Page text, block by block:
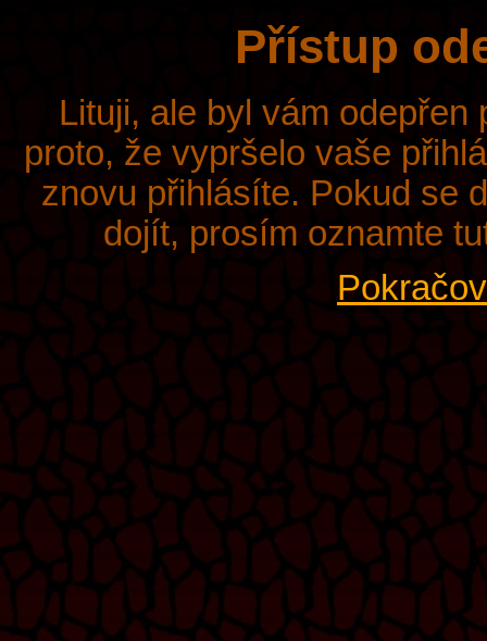
Přístup
Lituji, ale byl vám
proto, že vypršelo vaše
znovu přihlásíte. Pokud se
dojít, prosím oznamte